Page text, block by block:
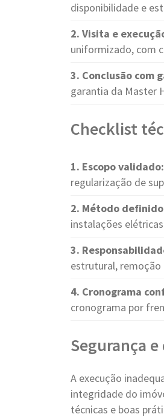
disponibilidade e
2. Visita e
uniformizado, com
3. Conclusão com
garantia da Master
Checklist
1. Escopo validado:
regularização de
2. Método
instalações
3.
estrutural,
4. Cronograma
cronograma por
Segurança
A execução
integridade do
técnicas e boas